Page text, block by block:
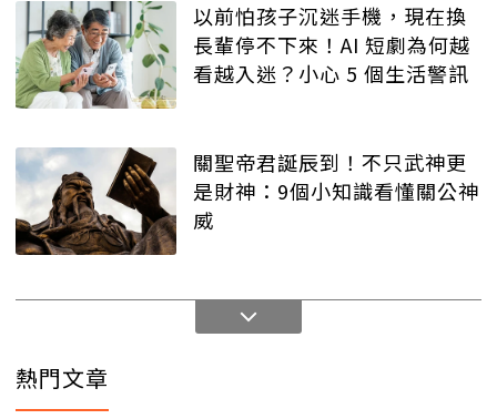
以前怕孩子沉迷手機，現在換
長輩停不下來！AI 短劇為何越
看越入迷？小心 5 個生活警訊
關聖帝君誕辰到！不只武神更
是財神：9個小知識看懂關公神
威
熱門文章